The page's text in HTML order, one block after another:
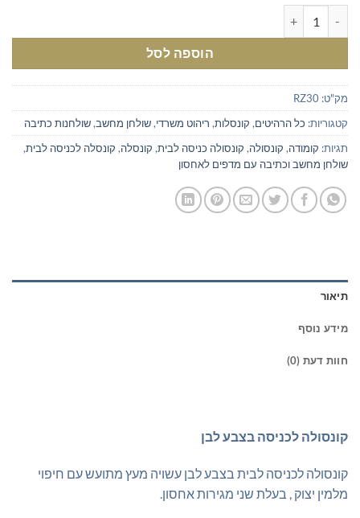
הוספה לסל
מק"ט: RZ30
קטגוריות: כל הרהיטים, קונסלות, ריהוט משרדי,שולחן מחשב,שולחנות כתיבה
תגיות: קומודה, קונסולה, קונסולה כניסה לבית, קונסלה, קונסלה לכניסה לבית,
שולחן מחשב וכתיבה עם מדפים לאחסון
תיאור
מידע נוסף
חוות דעת (0)
קונסולה לכניסה בצבע לבן
קונסולה לכניסה לבית בצבע לבן עשויה מעץ מתועש עם חיפוי
מלמין יצוק , בעלת שני מגירות אחסון.